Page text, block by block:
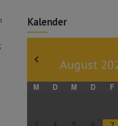
Kalender
August
M D M D F
3 4 5 6